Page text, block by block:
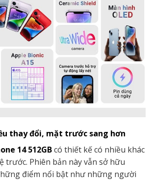
thay đổi, mặt trước sang hơn
14512GBcó thiết kế có nhiều khác
trước. Phiên bản này vẫn sở hữu
điểm nổi bật như những người